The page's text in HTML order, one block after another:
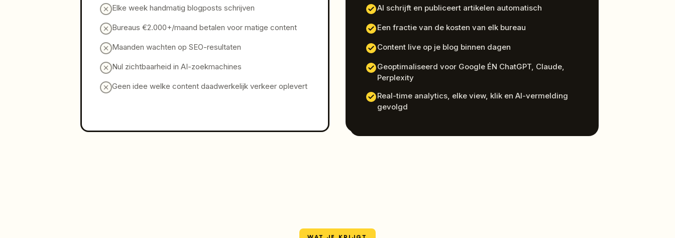
Elke week handmatig blogposts schrijven
Bureaus €2.000+/maand betalen voor matige content
Maanden wachten op SEO-resultaten
Nul zichtbaarheid in AI-zoekmachines
Geen idee welke content daadwerkelijk verkeer oplevert
AI schrijft en publiceert artikelen automatisch
Een fractie van de kosten van elk bureau
Content live op je blog binnen dagen
Geoptimaliseerd voor Google ÉN ChatGPT, Claude,
Perplexity
Real-time analytics, elke view, klik en AI-vermelding
gevolgd